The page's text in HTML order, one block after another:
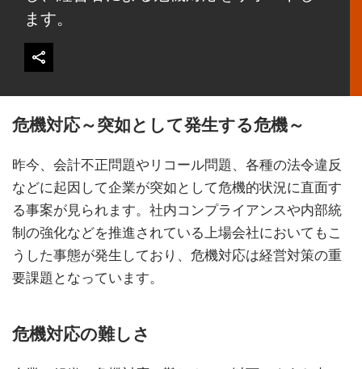
ます。
危機対応～突如として発生する危機～
昨今、会計不正問題やリコール問題、各種の法令違反
などに起因して企業が突如として危機的状況に直面す
る事案が見られます。社内コンプライアンスや内部統
制の強化などを推進されている上場会社においてもこ
うした事態が発生しており、危機対応は経営対策の重
要課題となっています。
危機対応の難しさ